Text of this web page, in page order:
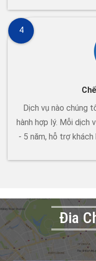
Dịch vụ nào chúng
hành hợp lý. Mỗi dịch
- 5 năm, hỗ trợ
4
Đia